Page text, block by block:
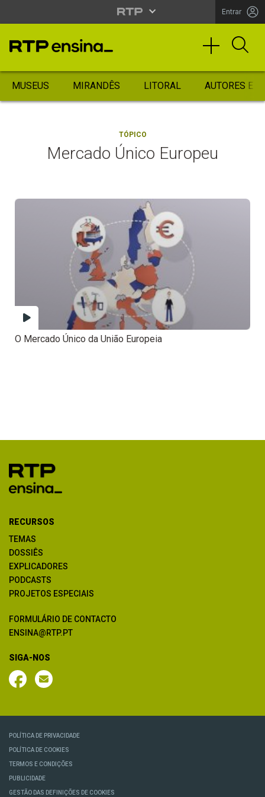
Entrar
MUSEUS MIRANDÊS LITORAL AUTORES
TÓPICO
Mercado Único Europeu
O Mercado Único da União Europeia
RECURSOS
TEMAS
DOSSIÊS
EXPLICADORES
PODCASTS
PROJETOS ESPECIAIS
FORMULÁRIO DE CONTACTO
ENSINA@RTP.PT
SIGA-NOS
POLÍTICA DE PRIVACIDADE
POLÍTICA DE COOKIES
TERMOS E CONDIÇÕES
PUBLICIDADE
GESTÃO DAS DEFINIÇÕES DE COOKIES